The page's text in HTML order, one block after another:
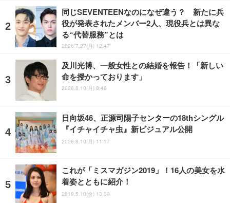
同じSEVENTEENなのになぜ違う？ 新たに兵
役が発表されたメンバー2人、現役兵とは異な
る“代替服務”とは
2026.7.27(月) 12:47
及川光博、一般女性との結婚を報告！「新しい
命を授かっております」
2026.8.10(月) 8:48
日向坂46、正源司陽子センターの18thシングル
『イチャイチャ虫』新ビジュアル公開
2026.8.10(月) 11:17
これが「ミスマガジン2019」！16人の美女を水
着姿とともに紹介！
2019.5.10(金) 13:39